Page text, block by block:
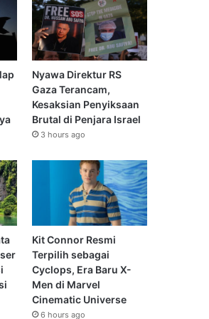
Nyawa Direktur RS
Gaza Terancam,
Kesaksian Penyiksaan
Brutal di Penjara Israel
3 hours ago
Kit Connor Resmi
Terpilih sebagai
Cyclops, Era Baru X-
Men di Marvel
Cinematic Universe
6 hours ago